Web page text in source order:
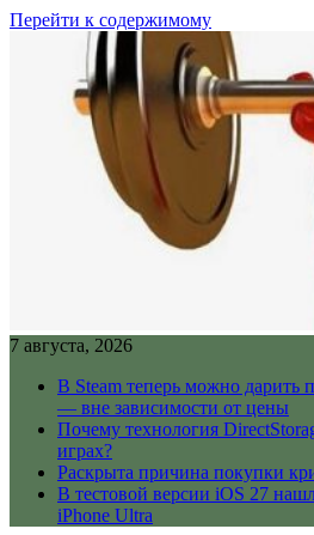
Перейти к содержимому
7 августа, 2026
В Steam теперь можно дарить
— вне зависимости от цены
Почему технология
играх?
Раскрыта причина покупки
В тестовой версии iOS 27
iPhone Ultra